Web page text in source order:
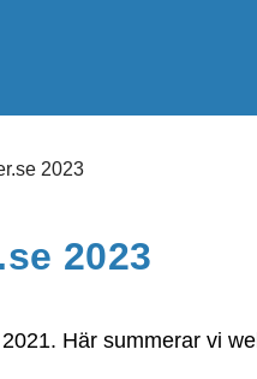
2023
2023
Här summerar vi